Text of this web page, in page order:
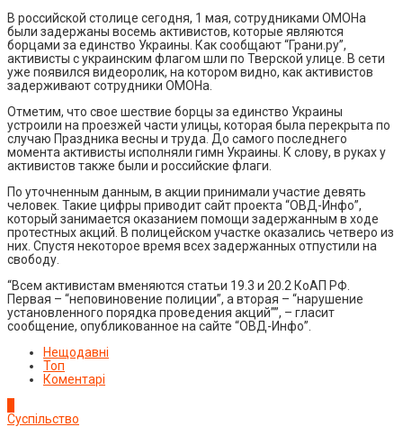
В российской столице сегодня, 1 мая, сотрудниками ОМОНа
были задержаны восемь активистов, которые являются
борцами за единство Украины. Как сообщают “Грани.ру”,
активисты с украинским флагом шли по Тверской улице. В сети
уже появился видеоролик, на котором видно, как активистов
задерживают сотрудники ОМОНа.
Отметим, что свое шествие борцы за единство Украины
устроили на проезжей части улицы, которая была перекрыта по
случаю Праздника весны и труда. До самого последнего
момента активисты исполняли гимн Украины. К слову, в руках у
активистов также были и российские флаги.
По уточненным данным, в акции принимали участие девять
человек. Такие цифры приводит сайт проекта “ОВД-Инфо”,
который занимается оказанием помощи задержанным в ходе
протестных акций. В полицейском участке оказались четверо из
них. Спустя некоторое время всех задержанных отпустили на
свободу.
“Всем активистам вменяются статьи 19.3 и 20.2 КоАП РФ.
Первая – “неповиновение полиции”, а вторая – “нарушение
установленного порядка проведения акций””, – гласит
сообщение, опубликованное на сайте “ОВД-Инфо”.
Нещодавні
Топ
Коментарі
Суспільство